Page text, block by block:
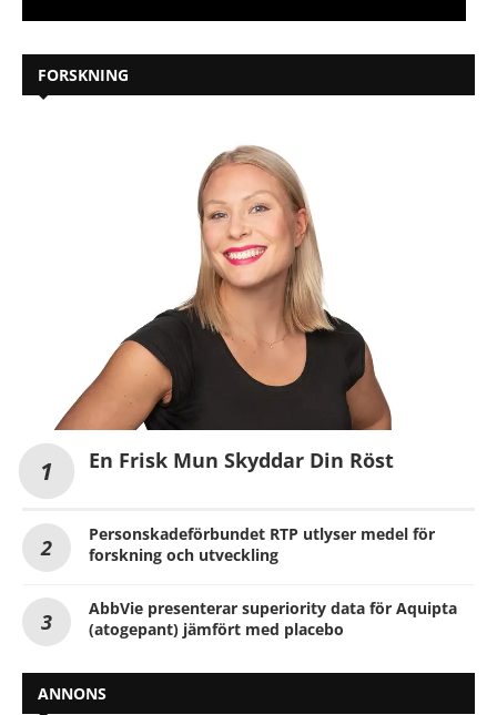
FORSKNING
En Frisk Mun Skyddar Din Röst
Personskadeförbundet RTP utlyser medel för
forskning och utveckling
AbbVie presenterar superiority data för Aquipta
(atogepant) jämfört med placebo
ANNONS